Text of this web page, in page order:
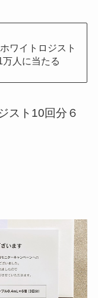
ワイトロジスト
人に当たる
スト10回分６